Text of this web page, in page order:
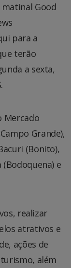
Good
para a
terão
a sexta,
Mercado
Grande),
(Bonito),
(Bodoquena) e
realizar
atrativos e
ações de
além